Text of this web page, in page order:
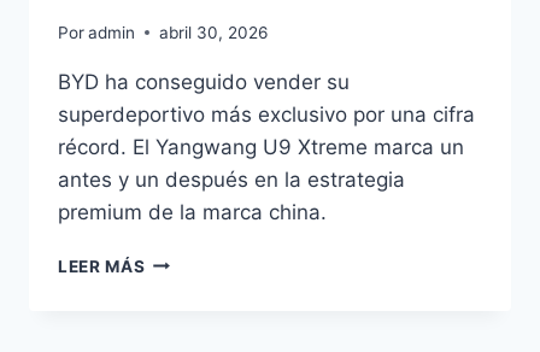
Poradmin abril 30, 2026
BYD ha conseguido vender su
superdeportivo más exclusivo por una cifra
récord. El Yangwang U9 Xtreme marca un
antes y un después en la estrategia
premium de la marca china.
LEER MÁS BYD